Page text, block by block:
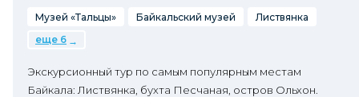
Музей «Тальцы» Байкальский музей
Листвянка
еще 6
Экскурсионный тур по самым популярным местам
Байкала: Листвянка, бухта Песчаная, остров Ольхон.